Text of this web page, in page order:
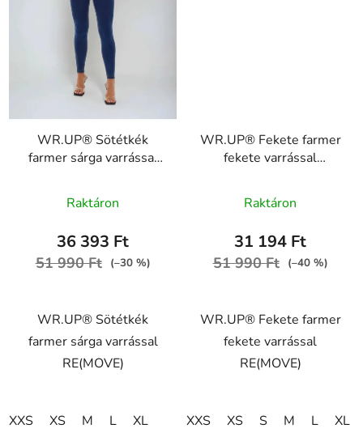
WR.UP® Sötétkék
farmer sárga varrással
WRUP1RC002ORG,
J0Y
Raktáron
36 393 Ft
51 990 Ft (–30 %)
WR.UP® Sötétkék
farmer sárga varrással
RE(MOVE)
XXS XS M L XL
WR.UP® Fekete farmer
fekete varrással
WRUP1RC002ORG,
J7Ntermék
átlagos
értékelése
5,0
csillag.
Raktáron
31 194 Ft
51 990 Ft (–40 %)
WR.UP® Fekete farmer
fekete varrással
RE(MOVE)
XXS XS S M L XL